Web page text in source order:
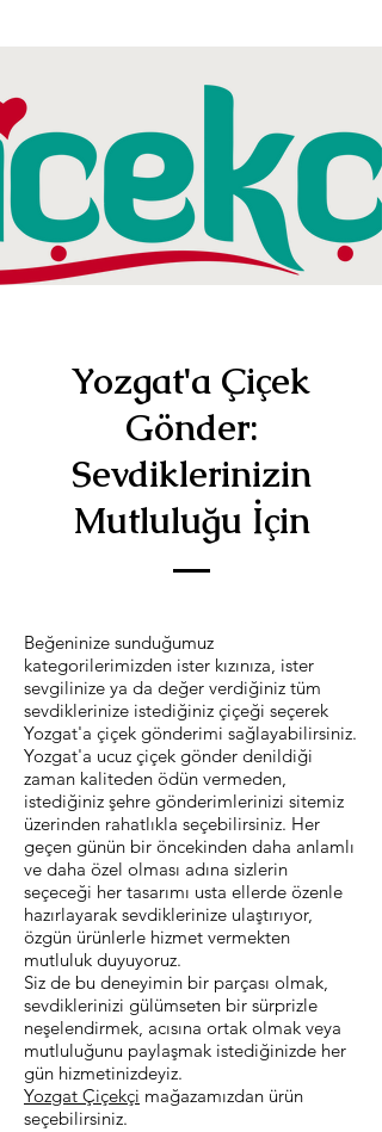
Yozgat'a Çiçek
Gönder:
Sevdiklerinizin
Mutluluğu İçin
Beğeninize sunduğumuz
kategorilerimizden ister kızınıza, ister
sevgilinize ya da değer verdiğiniz tüm
sevdiklerinize istediğiniz çiçeği seçerek
Yozgat'a çiçek gönderimi sağlayabilirsiniz.
Yozgat'a ucuz çiçek gönder denildiği
zaman kaliteden ödün vermeden,
istediğiniz şehre gönderimlerinizi sitemiz
üzerinden rahatlıkla seçebilirsiniz. Her
geçen günün bir öncekinden daha anlamlı
ve daha özel olması adına sizlerin
seçeceği her tasarımı usta ellerde özenle
hazırlayarak sevdiklerinize ulaştırıyor,
özgün ürünlerle hizmet vermekten
mutluluk duyuyoruz.
Siz de bu deneyimin bir parçası olmak,
sevdiklerinizi gülümseten bir sürprizle
neşelendirmek, acısına ortak olmak veya
mutluluğunu paylaşmak istediğinizde her
gün hizmetinizdeyiz.
Yozgat Çiçekçi mağazamızdan ürün
seçebilirsiniz.